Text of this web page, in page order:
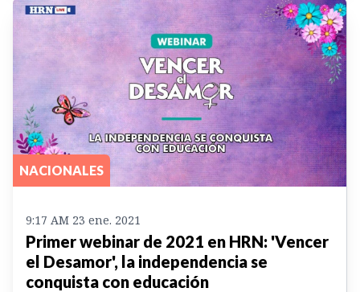
NACIONALES
9:17 AM 23 ene. 2021
Primer webinar de 2021 en HRN: 'Vencer
el Desamor', la independencia se
conquista con educación